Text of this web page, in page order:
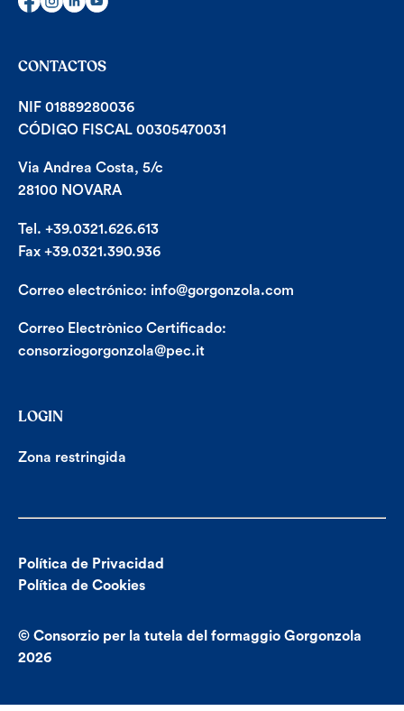
CONTACTOS
NIF 01889280036
CÓDIGO FISCAL 00305470031
Via Andrea Costa, 5/c
28100 NOVARA
Tel. +39.0321.626.613
Fax +39.0321.390.936
Correo electrónico: info@gorgonzola.com
Correo Electrònico Certificado:
consorziogorgonzola@pec.it
LOGIN
Zona restringida
Política de Privacidad
Política de Cookies
© Consorzio per la tutela del formaggio Gorgonzola
2026